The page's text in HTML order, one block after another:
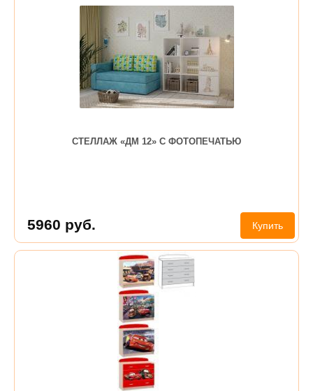
СТЕЛЛАЖ «ДМ 12» С ФОТОПЕЧАТЬЮ
5960 руб. Купить